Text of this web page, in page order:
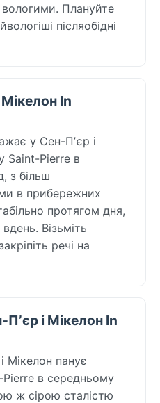
Плануйте
післяобідні
In
у Сен-Пʼєр і
Saint-Pierre в
з більш
в прибережних
протягом дня,
Візьміть
речі на
і Мікелон In
Мікелон панує
в середньому
ж сірою сталістю